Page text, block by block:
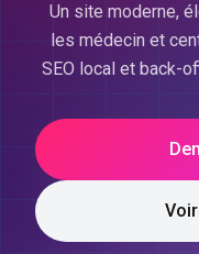
Un site moderne,
les médecin et
SEO local et back-